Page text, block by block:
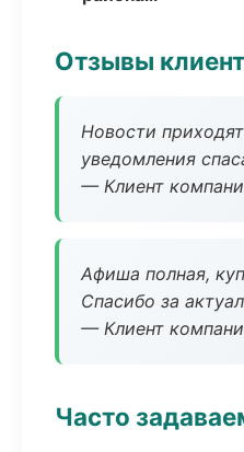
Отзывы
Новости
уведомления
— Клиент
Афиша полная,
Спасибо за
— Клиент
Часто